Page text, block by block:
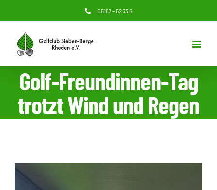
Inhalt
springen
05182 – 52 33 6
Golf-Freundinnen-Tag
trotzt Wind und Regen
Zeige
grösseres